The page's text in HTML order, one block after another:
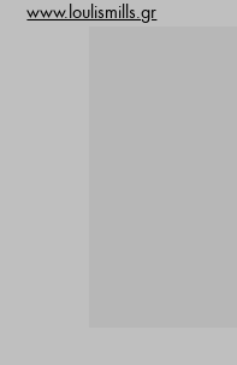
www.loulismills.gr